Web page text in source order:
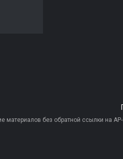
материалов без обратной ссылки на